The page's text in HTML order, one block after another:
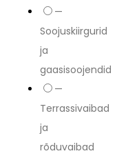
—
Soojuskiirgurid
ja
gaasisoojendid
—
Terrassivaibad
ja
rõduvaibad